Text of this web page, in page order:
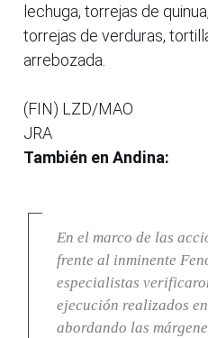
lechuga, torrejas de
torrejas de verduras,
arrebozada.
(FIN) LZD/MAO
JRA
También en Andina:
En el marco de las
frente al inminente
especialistas
ejecución realizados
abordando las